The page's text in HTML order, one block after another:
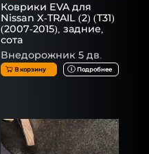
Коврики EVA для
Nissan X-TRAIL (2) (T31)
(2007-2015), задние,
сота
Внедорожник 5 дв.
В корзину Подробнее